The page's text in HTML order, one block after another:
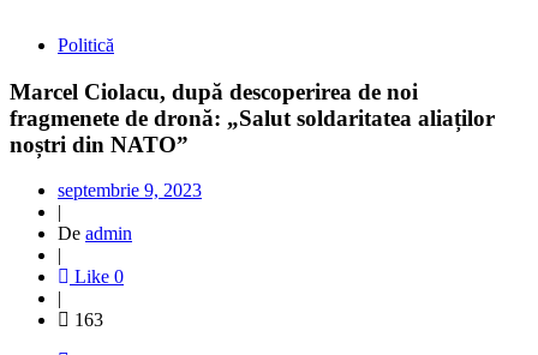
Politică
Marcel Ciolacu, după descoperirea de noi
fragmenete de dronă: „Salut soldaritatea aliaților
noștri din NATO”
septembrie 9, 2023
|
De admin
|
Like 0
|
163